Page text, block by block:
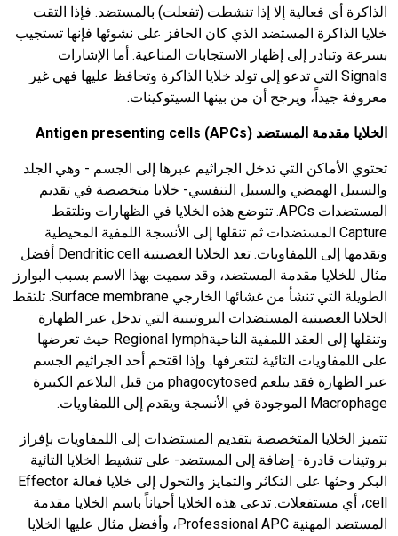
الذاكرة أي فعالية إلا إذا تنشطت (تفعلت) بالمستضد. فإذا التقت
خلايا الذاكرة المستضد الذي كان الحافز على نشوئها فإنها تستجيب
بسرعة وتبادر إلى إظهار الاستجابات المناعية. أما الإشارات
Signals التي تدعو إلى تولد خلايا الذاكرة وتحافظ عليها فهي غير
معروفة جيداً، ويرجح أن من بينها السيتوكينات.
الخلايا مقدمة المستضد Antigen presenting cells (APCs)
تحتوي الأماكن التي تدخل الجراثيم عبرها إلى الجسم - وهي الجلد
والسبيل الهمضي والسبيل التنفسي- خلايا متخصصة في تقديم
المستضدات APCs. تتوضع هذه الخلايا في الظهارات وتلتقط
Capture المستضدات ثم تنقلها إلى الأنسجة اللمفية المحيطية
وتقدمها إلى اللمفاويات. تعد الخلايا الغصينية Dendritic cell أفضل
مثال للخلايا مقدمة المستضد، وقد سميت بهذا الاسم بسبب البوارز
الطويلة التي تنشأ من غشائها الخارجي Surface membrane. تلتقط
الخلايا الغصينية المستضدات البروتينية التي تدخل عبر الظهارة
وتنقلها إلى العقد اللمفية الناحيةRegional lymph حيث تعرضها
على اللمفاويات التائية لتتعرفها. وإذا اقتحم أحد الجراثيم الجسم
عبر الظهارة فقد يبلعم phagocytosed من قبل البلاعم الكبيرة
Macrophage الموجودة في الأنسجة ويقدم إلى اللمفاويات.
تتميز الخلايا المتخصصة بتقديم المستضدات إلى اللمفاويات بإفراز
بروتينات قادرة- إضافة إلى المستضد- على تنشيط الخلايا التائية
البكر وحثها على التكاثر والتمايز والتحول إلى خلايا فعالة Effector
cell، أي مستفعلات. تدعى هذه الخلايا أحياناً باسم الخلايا مقدمة
المستضد المهنية Professional APC، وأفضل مثال عليها الخلايا